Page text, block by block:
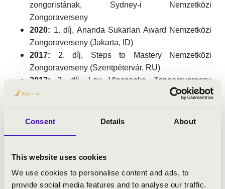
Consent Details About
This website uses cookies
We use cookies to personalise content and ads, to
provide social media features and to analyse our traffic.
zongoristának, Sydney-i Nemzetközi
Zongoraverseny
2020: 1. díj, Ananda Sukarlan Award Nemzetközi
Zongoraverseny (Jakarta, ID)
2017: 2. díj, Steps to Mastery Nemzetközi
Zongoraverseny (Szentpétervár, RU)
2017: 2. díj, Lev Vlassenko Zongoraverseny
(Brisbane, AU)
Zongoraversenyek zenekarral
Chopin: 1. zongoraverseny
2024. 05.: ICO Suoni del Sud – Beethoven: 4.
zongoraverseny (Olaszország)